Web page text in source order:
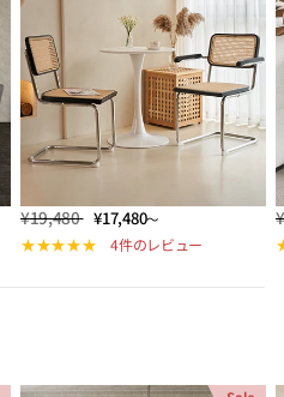
¥19,480 ¥17,480～
4件のレビュー